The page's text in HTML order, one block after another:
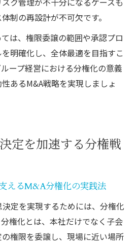
制の再設計が不可欠です。
は、権限委譲の範囲や承認プロ
明確化し、全体最適を目指すこ
ープ経営における分権化の意義
あるM&A戦略を実現しましょ
定を加速する分権戦
えるM&A分権化の実践法
定を実現するためには、分権化
権化とは、本社だけでなく子会
権限を委譲し、現場に近い場所